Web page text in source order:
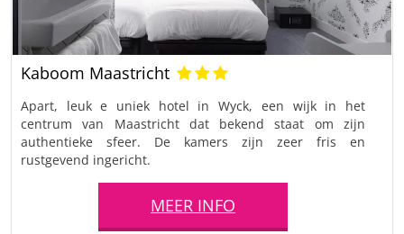
Kaboom Maastricht
Apart, leuk e uniek hotel in Wyck, een wijk in het
centrum van Maastricht dat bekend staat om zijn
authentieke sfeer. De kamers zijn zeer fris en
rustgevend ingericht.
MEER INFO